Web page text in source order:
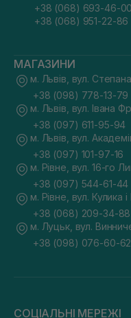
+38 (068) 693-46-00
+38 (068) 951-22-86
МАГАЗИНИ
м. Львів, вул.
+38 (098) 778-13-79
м. Львів, вул. Івана
+38 (097) 611-95-94
м. Львів, вул.
+38 (097) 101-97-16
м. Рівне, вул. 16-го
+38 (097) 544-61-44
м. Рівне, вул. Кулика
+38 (068) 209-34-88
м. Луцьк, вул.
+38 (098) 076-60-62
СОЦІАЛЬНІ МЕРЕЖІ